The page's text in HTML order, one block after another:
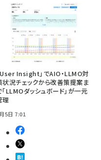
User Insight」でAIO・LLMO対
状況チェックから改善策提案ま
「LLMOダッシュボード」が一元
理
5日 7:01